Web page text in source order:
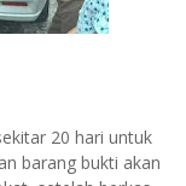
20 hari untuk
barang bukti akan